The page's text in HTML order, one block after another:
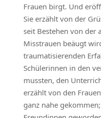
Frauen birgt. Und
Sie erzählt von der
seit Bestehen von der
Misstrauen beäugt
traumatisierenden
Schülerinnen in den
mussten, den
erzählt von den
ganz nahe